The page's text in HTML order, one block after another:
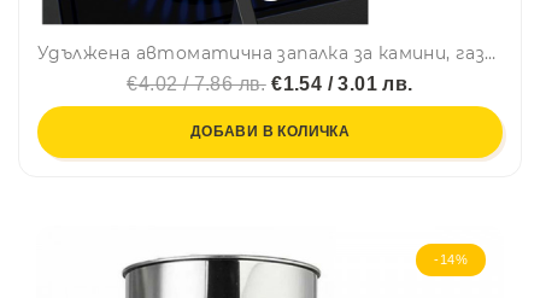
Удължена автоматична запалка за камини, газови котлони и пр. UTILITY LIGHTER
€4.02 / 7.86 лв.€1.54 / 3.01 лв.
ДОБАВИ В КОЛИЧКА
-14%